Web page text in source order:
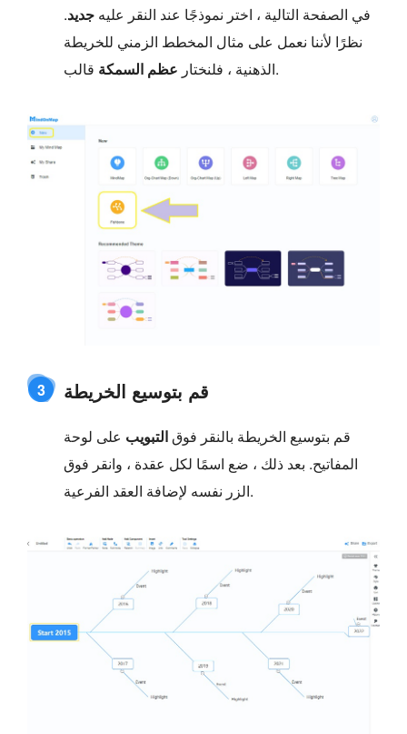
في الصفحة التالية ، اختر نموذجًا عند النقر عليه جديد.
نظرًا لأننا نعمل على مثال المخطط الزمني للخريطة
الذهنية ، فلنختار عظم السمكة قالب.
3 قم بتوسيع الخريطة
قم بتوسيع الخريطة بالنقر فوقالتبويب على لوحة
المفاتيح. بعد ذلك ، ضع اسمًا لكل عقدة ، وانقر فوق
الزر نفسه لإضافة العقد الفرعية.